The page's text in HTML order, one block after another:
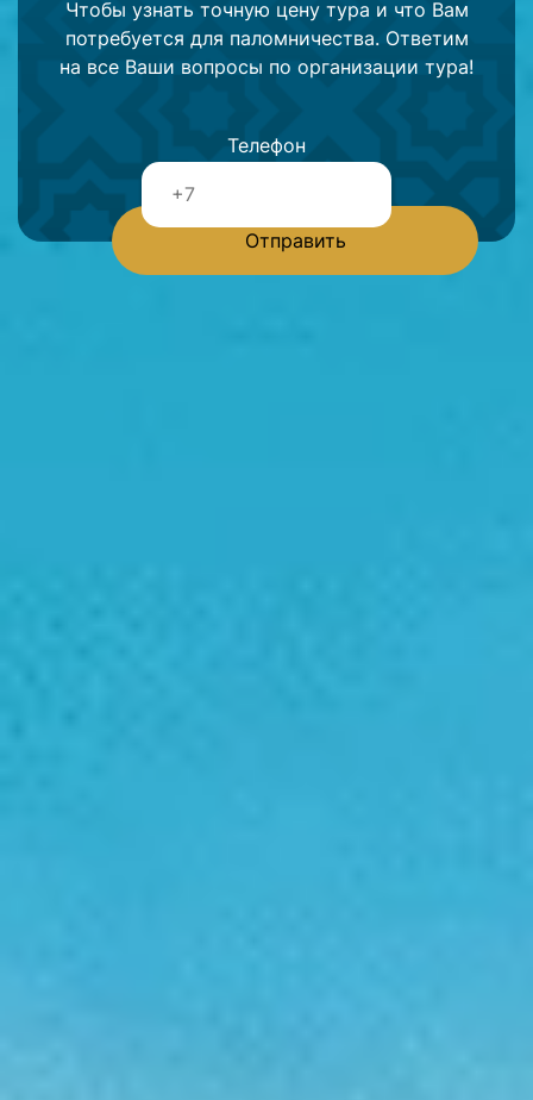
Чтобы узнать точную цену тура и что Вам
потребуется для паломничества. Ответим
на все Ваши вопросы по организации тура!
Телефон
Отправить